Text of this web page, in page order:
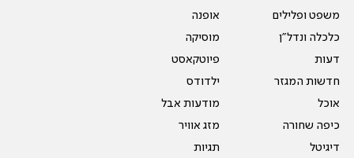
משפט ופלילים
כלכלה ונדל"ן
דעות
חדשות המגזר
אוכל
כיפה שחורה
דיגיטל
אופנה
מוסיקה
פיוטקאסט
ילדודס
מודעות אבל
מזג אוויר
תגיות